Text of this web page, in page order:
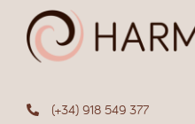
(+34) 918 549 377